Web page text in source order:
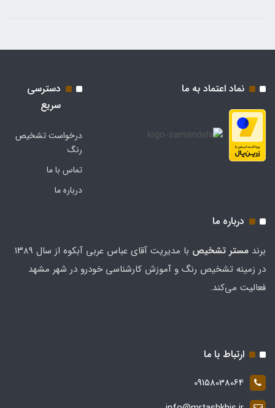
نماد اعتماد به ما
دسترسی
سریع
درخواست تشخیص
رنگ
تماس با ما
درباره ما
درباره ما
برند مستر تشخيص
با مدیریت آقای عباس عربی آبکوه از سال ۱۳۸۹
در زمینه تشخیص رنگ و آموزش کارشناسی خودرو در شهر مشهد
فعالیت می‌کند.
ارتباط با ما
09158038064